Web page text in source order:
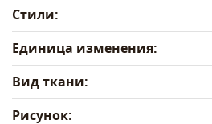
Стили:
Единица изменения:
Вид ткани:
Рисунок: